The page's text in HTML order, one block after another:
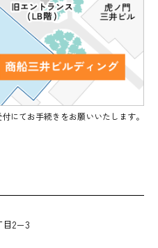
にてお手続きをお願いいたします。
目2−3